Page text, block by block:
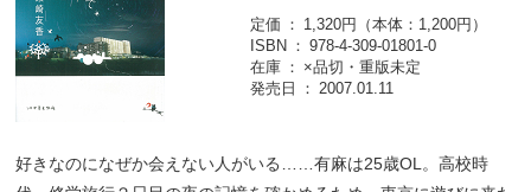
定価
1,320円（本体：1,200円）
ISBN
978-4-309-01801-0
在庫
×品切・重版未定
発売日
2007.01.11
好きなのになぜか会えない人がいる……有麻は25歳OL。高校時